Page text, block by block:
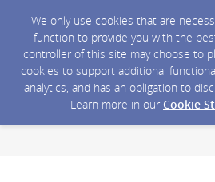
We only use cookies that are
function to provide you with the
controller of this site may choose to
cookies to support additional
analytics, and has an obligation to
Learn more in our Cookie